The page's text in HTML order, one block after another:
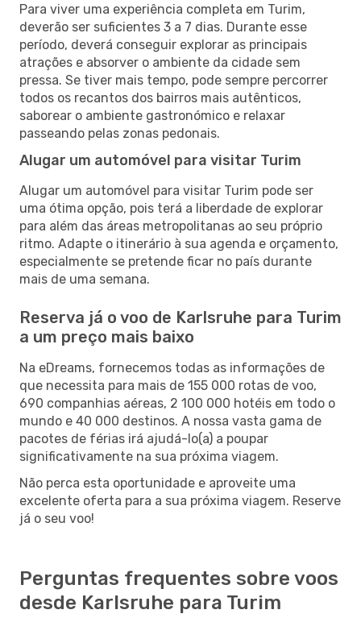
Para viver uma experiência completa em Turim,
deverão ser suficientes 3 a 7 dias. Durante esse
período, deverá conseguir explorar as principais
atrações e absorver o ambiente da cidade sem
pressa. Se tiver mais tempo, pode sempre percorrer
todos os recantos dos bairros mais autênticos,
saborear o ambiente gastronómico e relaxar
passeando pelas zonas pedonais.
Alugar um automóvel para visitar Turim
Alugar um automóvel para visitar Turim pode ser
uma ótima opção, pois terá a liberdade de explorar
para além das áreas metropolitanas ao seu próprio
ritmo. Adapte o itinerário à sua agenda e orçamento,
especialmente se pretende ficar no país durante
mais de uma semana.
Reserva já o voo de Karlsruhe para Turim
a um preço mais baixo
Na eDreams, fornecemos todas as informações de
que necessita para mais de 155 000 rotas de voo,
690 companhias aéreas, 2 100 000 hotéis em todo o
mundo e 40 000 destinos. A nossa vasta gama de
pacotes de férias irá ajudá-lo(a) a poupar
significativamente na sua próxima viagem.
Não perca esta oportunidade e aproveite uma
excelente oferta para a sua próxima viagem. Reserve
já o seu voo!
Perguntas frequentes sobre voos
desde Karlsruhe para Turim